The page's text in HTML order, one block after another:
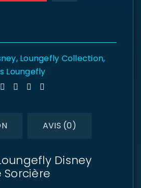
, Loungefly Collection,
Loungefly
AVIS (0)
Disney
Sorcière